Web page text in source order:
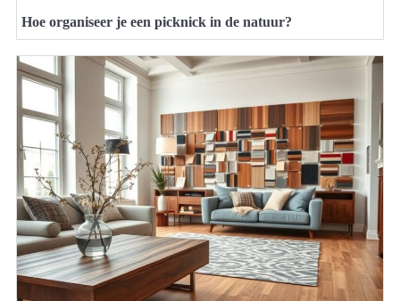
Hoe organiseer je een picknick in de natuur?